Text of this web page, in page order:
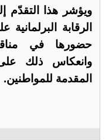
ويؤشر هذا التقدّم
الرقابة
حضورها في
وانعكاس ذلك
المقدمة للمواطنين.